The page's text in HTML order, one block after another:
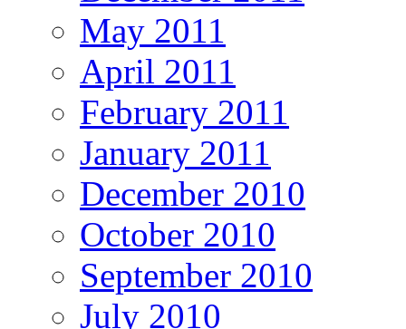
May 2011
April 2011
February 2011
January 2011
December 2010
October 2010
September 2010
July 2010